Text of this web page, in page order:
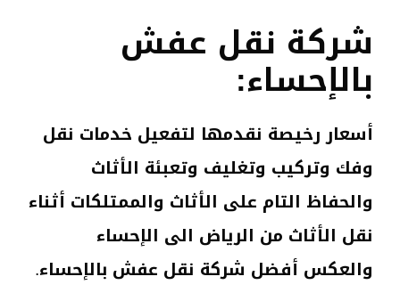
شركة نقل عفش
بالإحساء:
أسعار رخيصة نقدمها لتفعيل خدمات نقل
وفك وتركيب وتغليف وتعبئة الأثاث
والحفاظ التام على الأثاث والممتلكات أثناء
نقل الأثاث من الرياض الى الإحساء
والعكس أفضل شركة نقل عفش بالإحساء.